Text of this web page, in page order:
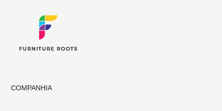
COMPANHIA